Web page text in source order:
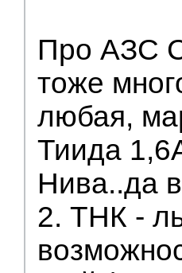
Про АЗС
тоже
любая,
Тиида
Нива..да
2. ТНК -